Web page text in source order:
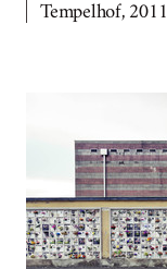
Tempelhof, 2011